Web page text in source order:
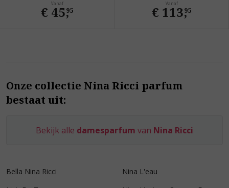
Vanaf
€ 45,
95
Vanaf
€ 113,
95
Onze collectie Nina Ricci parfum
bestaat uit:
Bekijk alle damesparfum van Nina Ricci
Bella Nina Ricci
Nina L'eau